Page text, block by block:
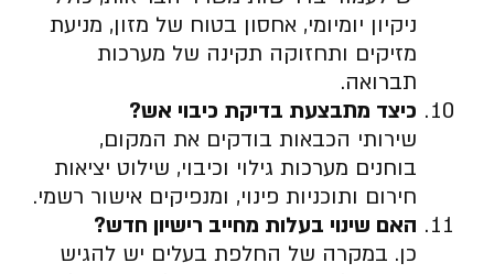
ניקיון יומיומי, אחסון בטוח של מזון, מניעת
מזיקים ותחזוקה תקינה של מערכות
תברואה.
כיצד מתבצעת בדיקת כיבוי אש?
שירותי הכבאות בודקים את המקום,
בוחנים מערכות גילוי וכיבוי, שילוט יציאות
חירום ותוכניות פינוי, ומנפיקים אישור רשמי.
האם שינוי בעלות מחייב רישיון חדש?
כן. במקרה של החלפת בעלים יש להגיש